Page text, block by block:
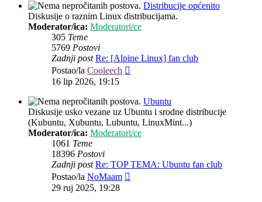
Distribucije općenito
Diskusije o raznim Linux distribucijama.
Moderator/ica: Moderatori/ce
305 Teme
5769 Postovi
Zadnji post Re: [Alpine Linux] fan club
Postao/la Cooleech
16 lip 2026, 19:15
Ubuntu
Diskusije usko vezane uz Ubuntu i srodne distribucije
(Kubuntu, Xubuntu, Lubuntu, LinuxMint...)
Moderator/ica: Moderatori/ce
1061 Teme
18396 Postovi
Zadnji post Re: TOP TEMA: Ubuntu fan club
Postao/la NoMaam
29 ruj 2025, 19:28